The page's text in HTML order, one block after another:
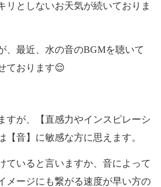
リとしないお天気が続いておりま
、最近、水の音のBGMを聴いて
ております😌
すが、【直感力やインスピレーシ
【音】に敏感な方に思えます。
ていると言いますか、音によって
メージにも繋がる速度が早い方の